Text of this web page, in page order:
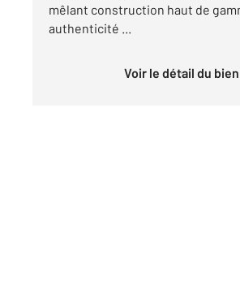
mêlant construction haut de
authenticité ...
Voir le détail du bien